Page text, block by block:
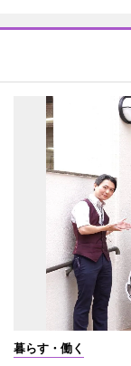
暮らす・働く